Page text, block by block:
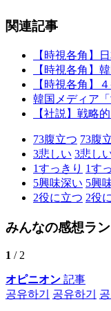
関連記事
【時視各角】
【時視各角】
【時視各角】
韓国メディア
【社説】戦略
73腹立つ 73腹
3悲しい 3悲し
1すっきり 1す
5興味深い 5興
2役に立つ 2役
みんなの感想ラ
1 / 2
オピニオン 記事
공유하기
공유하기